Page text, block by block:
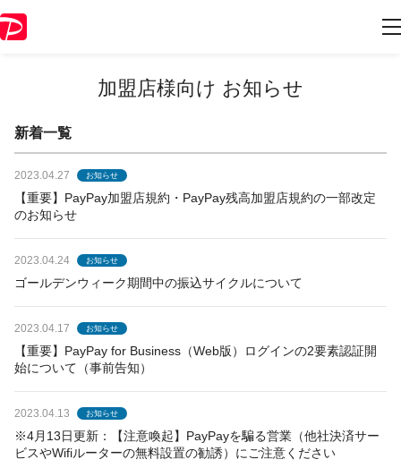
加盟店様向け お知らせ
新着一覧
2023.04.27 お知らせ
【重要】PayPay加盟店規約・PayPay残高加盟店規約の一部改定
のお知らせ
2023.04.24 お知らせ
ゴールデンウィーク期間中の振込サイクルについて
2023.04.17 お知らせ
【重要】PayPay for Business（Web版）ログインの2要素認証開
始について（事前告知）
2023.04.13 お知らせ
※4月13日更新：【注意喚起】PayPayを騙る営業（他社決済サー
ビスやWifiルーターの無料設置の勧誘）にご注意ください